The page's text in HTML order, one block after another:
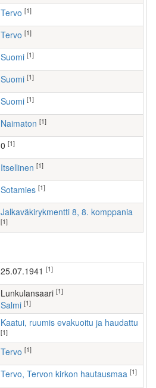
Tervo [1]
Tervo [1]
Suomi [1]
Suomi [1]
Suomi [1]
Naimaton [1]
[1]
itsellinen [1]
Sotamies [1]
Jalkaväkirykmentti 8, 8. komppania
[1]
25.07.1941 [1]
Lunkulansaari [1]
Salmi [1]
Kaatui, ruumis evakuoitu ja haudattu
[1]
Tervo [1]
Tervo, Tervon kirkon hautausmaa [1]